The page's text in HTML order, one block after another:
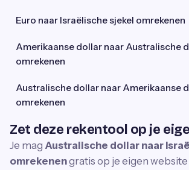
Euro naar Israëlische sjekel omrekenen
Amerikaanse dollar naar Australische
omrekenen
Australische dollar naar Amerikaanse
omrekenen
Zet deze rekentool op je
Je mag Australische dollar naar
omrekenengratis op je eigen